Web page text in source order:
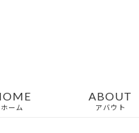
ホーム
ABOUT
アバウト